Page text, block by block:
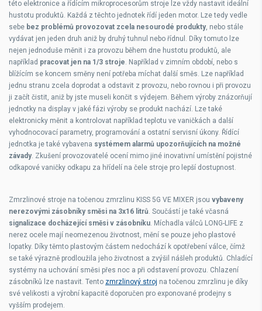
této elektronice a řídícím mikroprocesorům stroje lze vždy nastavit ideální
hustotu produktů. Každá z těchto jednotek řídí jeden motor. Lze tedy vedle
sebe bez problémů provozovat zcela nesourodé produkty, nebo stále
vydávat jen jeden druh aniž by druhý tuhnul nebo řídnul. Díky tomuto lze
nejen jednoduše měnit i za provozu během dne hustotu produktů, ale
například pracovat jen na 1/3 stroje. Například v zimním období, nebo s
blížícím se koncem směny není potřeba míchat další směs. Lze například
jednu stranu zcela doprodat a odstavit z provozu, nebo rovnou i při provozu
ji začít čistit, aniž by jste museli končit s výdejem. Během výroby znázorňují
jednotky na display v jaké fázi výroby se produkt nachází. Lze také
elektronicky měnit a kontrolovat například teplotu ve vaničkách a další
vyhodnocovací parametry, programování a ostatní servisní úkony. Řídící
jednotka je také vybavena systémem alarmů upozorňujících na možné
závady. Zkušení provozovatelé ocení mimo jiné inovativní umístění pojistné
odkapové vaničky odkapu za hřídelí na čele stroje pro lepší dostupnost.
Zmrzlinové stroje na točenou zmrzlinu KISS 5G VE MIXER jsou vybaveny
nerezovými zásobníky směsi na 3x16 litrů. Součástí je také včasná
signalizace docházející směsi v zásobníku. Míchadla válců LONG-LIFE z
nerez ocele mají neomezenou životnost, mění se pouze jeho plastové
lopatky. Díky těmto plastovým částem nedochází k opotřebení válce, čímž
se také výrazně prodloužila jeho životnost a zvýšil nášleh produktů. Chladící
systémy na uchování směsi přes noc a při odstavení provozu. Chlazení
zásobníků lze nastavit. Tento zmrzlinový stroj na točenou zmrzlinu je díky
své velikosti a výrobní kapacitě doporučen pro exponované prodejny s
vyšším prodejem.